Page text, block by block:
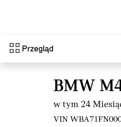
Przegląd
BMW
w tym 24
VIN